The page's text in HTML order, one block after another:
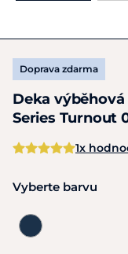
Doprava zdarma
Deka
Series Turnout
1x
Vyberte barvu